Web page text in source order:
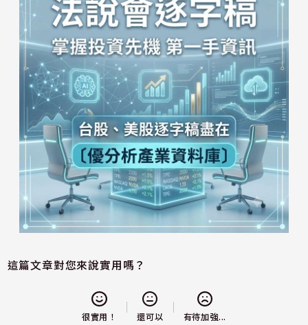
這篇文章對您來說實用嗎？
很實用！ 還可以 有待加強...